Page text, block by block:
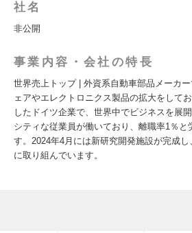
社名
非公開
事業内容・会社の特長
世界売上トップ | 外資系自動車部品メーカ
ェアやエレクトロニクス製品の拡大をして
したドイツ企業で、世界中でビジネスを展
シティな従業員が働いており、離職率1％と
す。2024年4月には新研究開発施設が完成
に取り組んでいます。